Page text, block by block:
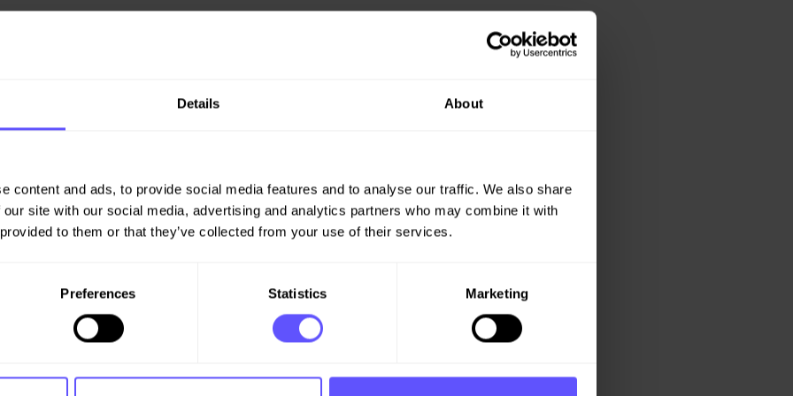
Details About
content and ads, to provide social media features and to analyse our traffic. We also share
site with our social media, advertising and analytics partners who may combine it with
to them or that they’ve collected from your use of their services.
Preferences Statistics Marketing
905 19 360
6.000 ansatte en
og anleggsoppdrag,
gjenvinning. Våre verdier er
for helse, miljø og
kjennetegnes ved en
og stor grad av
og har til sammen 20